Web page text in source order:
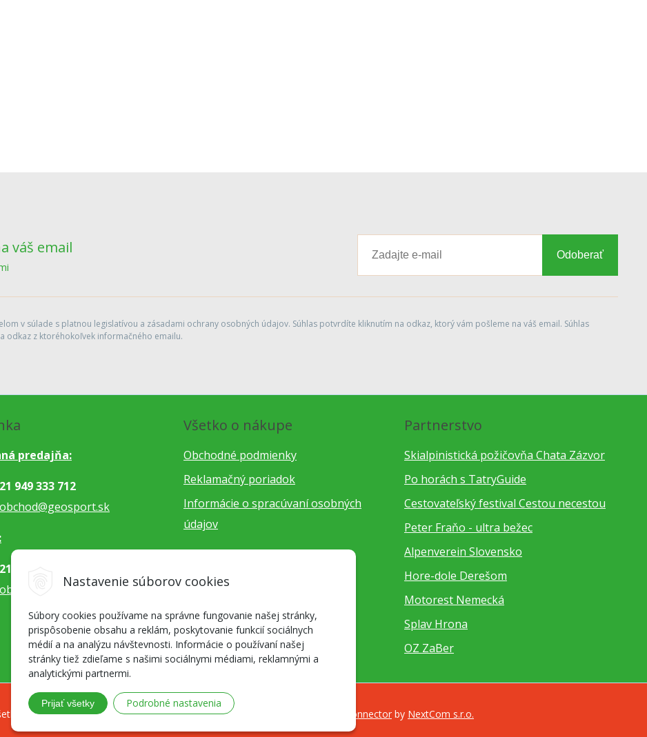
Nastavenie súborov cookies
Súbory cookies používame na správne fungovanie našej stránky,
prispôsobenie obsahu a reklám, poskytovanie funkcií sociálnych
médií a na analýzu návštevnosti. Informácie o používaní našej
stránky tiež zdieľame s našimi sociálnymi médiami, reklamnými a
analytickými partnermi.
Prijať všetky Podrobné nastavenia
váš email Odoberať
v súlade s platnou legislatívou a zásadami ochrany osobných údajov. Súhlas potvrdíte kliknutím na odkaz, ktorý vám pošleme na váš email. Súhlas
odkaz z ktoréhokoľvek informačného emailu.
predajňa:
949 333 712
obchod@geosport.sk
915 962 766
objednavky@geosport.sk
Všetko o nákupe
Obchodné podmienky
Reklamačný poriadok
Informácie o spracúvaní osobných
údajov
Partnerstvo
Skialpinistická požičovňa Chata Zázvor
Po horách s TatryGuide
Cestovateľský festival Cestou necestou
Peter Fraňo - ultra bežec
Alpenverein Slovensko
Hore-dole Derešom
Motorest Nemecká
Splav Hrona
OZ ZaBer
pre milovníkov outdoor športov a skialpu •NextShop e-shop Pohoda Connector by NextCom s.r.o.